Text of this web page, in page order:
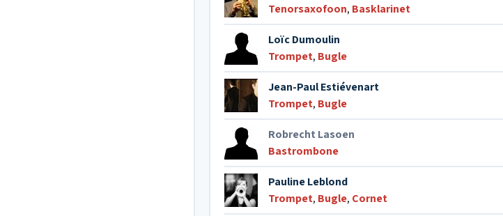
Tenorsaxofoon, Basklarinet
Loïc Dumoulin
Trompet, Bugle
Jean-Paul Estiévenart
Trompet, Bugle
Robrecht Lasoen
Bastrombone
Pauline Leblond
Trompet, Bugle, Cornet